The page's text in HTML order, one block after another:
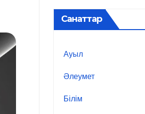
Санаттар
Ауыл
Әлеумет
Білім